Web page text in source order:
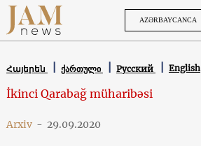
AZƏRBAYCANCA
Հայերեն ქართული Русский English
İkinci Qarabağ müharibəsi
Arxiv - 29.09.2020